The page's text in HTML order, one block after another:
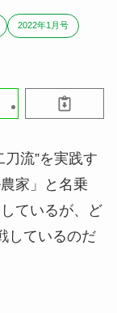
2022年1月号
流”を実践す
家」と名乗
ているが、ど
しているのだ